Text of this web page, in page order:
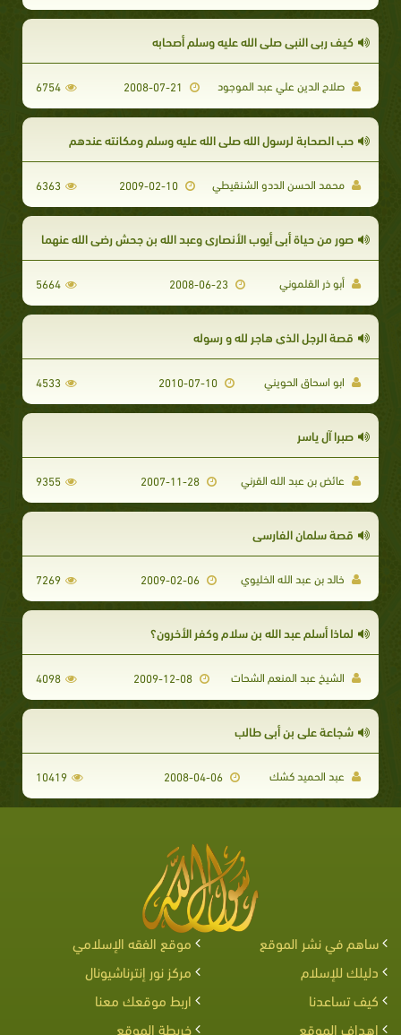
كيف ربى النبي صلى الله عليه وسلم أصحابه
صلاح الدين علي عبد الموجود 6754
حب الصحابة لرسول الله صلى الله عليه وسلم ومكانته عندهم
محمد الحسن الددو الشنقيطي 6363
صور من حياة أبي أيوب الأنصاري وعبد الله بن جحش رضي الله عنهما
أبو ذر القلموني 5664
قصة الرجل الذي هاجر لله و رسوله
ابو اسحاق الحويني 2010-07-10
4533
صبرا آل ياسر
عائض بن عبد الله القرني 9355
قصة سلمان الفارسي
خالد بن عبد الله الخليوي 7269
لماذا أسلم عبد الله بن سلام وكفر الأخرون؟
الشيخ عبد المنعم الشحات 2009-12-08
4098
شجاعة علي بن أبي طالب
عبد الحميد كشك 2008-04-06
10419
ساهم في نشر الموقع
موقع الفقه الإسلامي
دليلك للإسلام
مركز نور إنترناشيونال
كيف تساعدنا
اربط موقعك معنا
اهداف الموقع
خريطة الموقع